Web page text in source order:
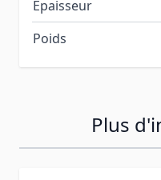
Épaisseur
Poids
Plus